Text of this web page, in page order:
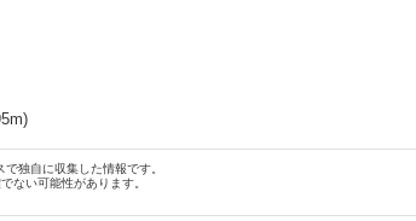
m)
独自に収集した情報です。
ない可能性があります。